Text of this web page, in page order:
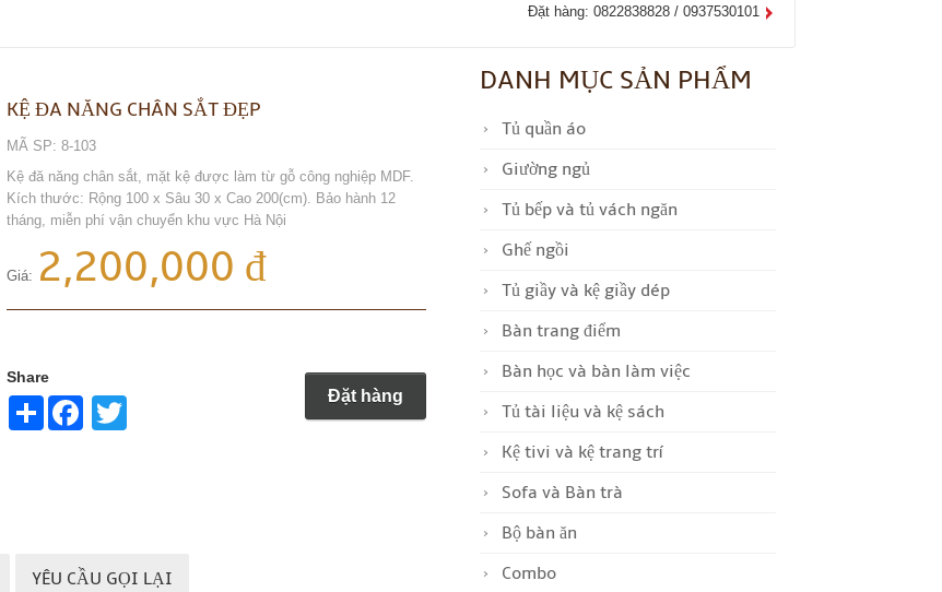
Đặt hàng: 0822838828 / 0937530101
KỆ ĐA NĂNG CHÂN SẮT ĐẸP
MÃ SP: 8-103
Kệ đă năng chân sắt, mặt kệ được làm từ gỗ công nghiệp MDF.
Kích thước: Rộng 100 x Sâu 30 x Cao 200(cm). Bảo hành 12
tháng, miễn phí vận chuyển khu vực Hà Nội
Giá: 2,200,000 đ
Share
Share Đặt hàng
YÊU CẦU GỌI LẠI
DANH MỤC SẢN PHẨM
Tủ quần áo
Giường ngủ
Tủ bếp và tủ vách ngăn
Ghế ngồi
Tủ giầy và kệ giầy dép
Bàn trang điểm
Bàn học và bàn làm việc
Tủ tài liệu và kệ sách
Kệ tivi và kệ trang trí
Sofa và Bàn trà
Bộ bàn ăn
Combo